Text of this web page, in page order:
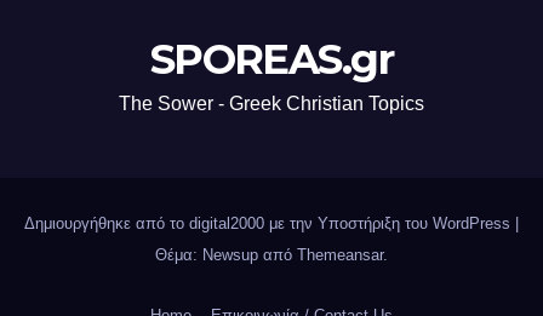
SPOREAS.gr
The Sower - Greek Christian Topics
Δημιουργήθηκε από το digital2000 με την Υποστήριξη του WordPress
Θέμα: Newsup από Themeansar.